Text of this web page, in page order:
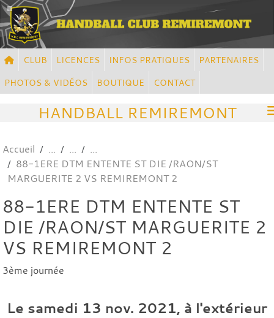
CLUB LICENCES INFOS PRATIQUES
PARTENAIRES
PHOTOS & VIDÉOS
BOUTIQUE CONTACT
HANDBALL REMIREMONT
Accueil
88-1ERE DTM ENTENTE ST DIE /RAON/ST
MARGUERITE 2 VS REMIREMONT 2
88-1ERE DTM ENTENTE ST
DIE /RAON/ST MARGUERITE 2
VS REMIREMONT 2
3ème journée
Le samedi 13 nov. 2021, à l'extérieur
Panneau de gestion des cookies